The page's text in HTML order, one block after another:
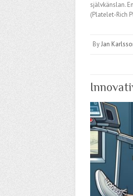
självkänslan.
(Platelet-Rich
ByJan